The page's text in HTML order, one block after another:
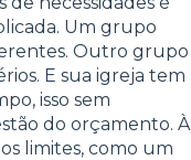
Um grupo
Outro grupo
E sua igreja tem
isso sem
do orçamento. À
limites, como um